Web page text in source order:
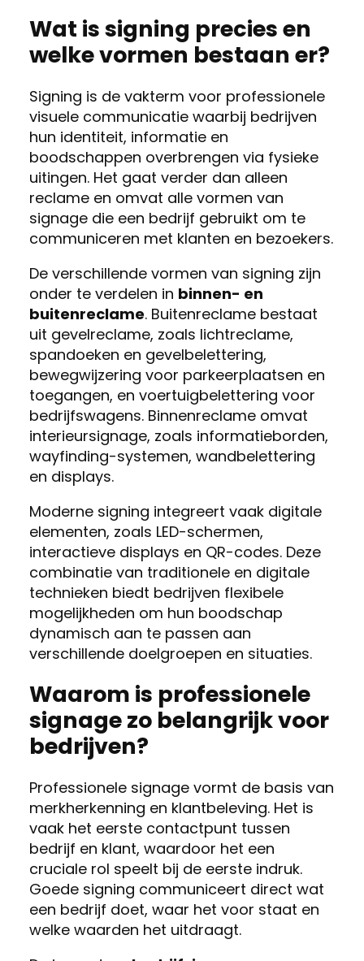
Wat is signing precies en
welke vormen bestaan er?
Signing is de vakterm voor professionele
visuele communicatie waarbij bedrijven
hun identiteit, informatie en
boodschappen overbrengen via fysieke
uitingen. Het gaat verder dan alleen
reclame en omvat alle vormen van
signage die een bedrijf gebruikt om te
communiceren met klanten en bezoekers.
De verschillende vormen van signing zijn
onder te verdelen in binnen- en
buitenreclame. Buitenreclame bestaat
uit gevelreclame, zoals lichtreclame,
spandoeken en gevelbelettering,
bewegwijzering voor parkeerplaatsen en
toegangen, en voertuigbelettering voor
bedrijfswagens. Binnenreclame omvat
interieursignage, zoals informatieborden,
wayfinding-systemen, wandbelettering
en displays.
Moderne signing integreert vaak digitale
elementen, zoals LED-schermen,
interactieve displays en QR-codes. Deze
combinatie van traditionele en digitale
technieken biedt bedrijven flexibele
mogelijkheden om hun boodschap
dynamisch aan te passen aan
verschillende doelgroepen en situaties.
Waarom is professionele
signage zo belangrijk voor
bedrijven?
Professionele signage vormt de basis van
merkherkenning en klantbeleving. Het is
vaak het eerste contactpunt tussen
bedrijf en klant, waardoor het een
cruciale rol speelt bij de eerste indruk.
Goede signing communiceert direct wat
een bedrijf doet, waar het voor staat en
welke waarden het uitdraagt.